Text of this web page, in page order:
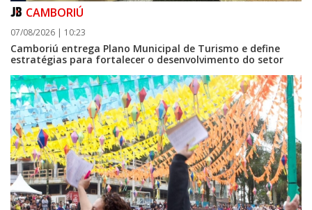
08/08/2026 | 07:00
Setor judicial de medicamentos de BC estará fechado nos dias 10 e 11 de
agosto para realização de inventário
CAMBORIÚ
07/08/2026 | 10:23
Camboriú entrega Plano Municipal de Turismo e define
estratégias para fortalecer o desenvolvimento do setor